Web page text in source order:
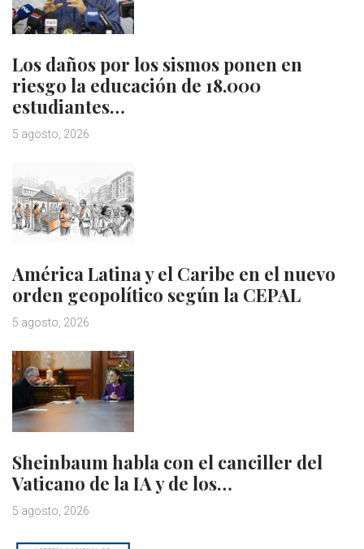
Los daños por los sismos ponen en
riesgo la educación de 18.000
estudiantes…
5 agosto, 2026
América Latina y el Caribe en el nuevo
orden geopolítico según la CEPAL
5 agosto, 2026
Sheinbaum habla con el canciller del
Vaticano de la IA y de los…
5 agosto, 2026